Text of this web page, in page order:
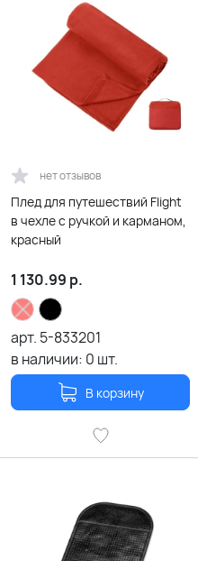
нет отзывов
Плед для путешествий Flight
в чехле с ручкой и карманом,
красный
1 130.99 р.
арт. 5-833201
в наличии: 0 шт.
В корзину